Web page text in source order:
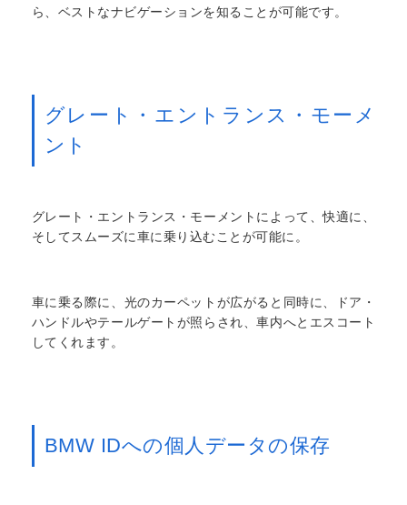
ら、ベストなナビゲーションを知ることが可能です。
グレート・エントランス・モーメ
ント
グレート・エントランス・モーメントによって、快適に、
そしてスムーズに車に乗り込むことが可能に。
車に乗る際に、光のカーペットが広がると同時に、ドア・
ハンドルやテールゲートが照らされ、車内へとエスコート
してくれます。
BMW IDへの個人データの保存